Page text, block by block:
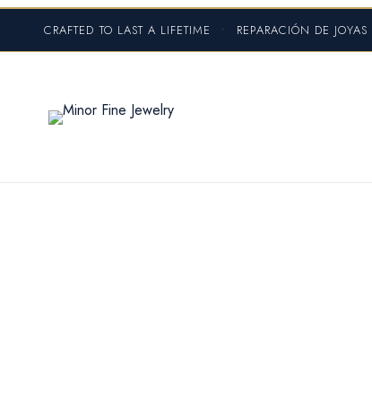
CRAFTED TO LAST A LIFETIME • REPARACIÓN DE JOYAS